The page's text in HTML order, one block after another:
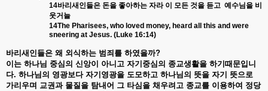
14바리새인들은 돈을 좋아하는 자라 이 모든 것을 듣고 예수님을 비
웃거늘
14The Pharisees, who loved money, heard all this and were
sneering at Jesus. (Luke 16:14)
바리새인들은 왜 외식하는 범죄를 하였을까?
이는 하나님 중심의 신앙이 아니고 자기중심의 종교생활을 하기때문입니
다. 하나님의 영광보다 자기영광을 도모하고 하나님의 뜻을 자기
뜻으로
가리우며 교권과 물질을 탐내어 그 타심을 채우려고 종교를 이용하여 정당